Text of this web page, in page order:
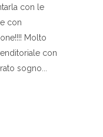
con le
con
Molto
con
sogno...